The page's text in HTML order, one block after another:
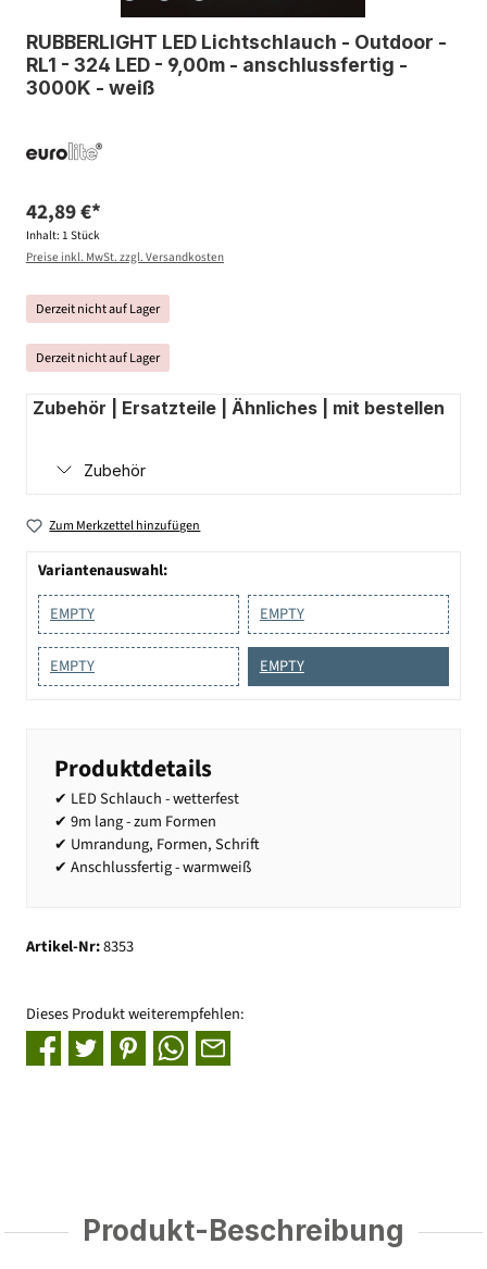
RUBBERLIGHT LED Lichtschlauch - Outdoor -
RL1 - 324 LED - 9,00m - anschlussfertig -
3000K - weiß
42,89 €*
Inhalt: 1 Stück
Preise inkl. MwSt. zzgl. Versandkosten
Derzeit nicht auf Lager
Derzeit nicht auf Lager
Zubehör | Ersatzteile | Ähnliches | mit bestellen
Zubehör
Zum Merkzettel hinzufügen
Variantenauswahl:
EMPTY
EMPTY
EMPTY EMPTY
Produktdetails
✔ LED Schlauch - wetterfest
✔ 9m lang - zum Formen
✔ Umrandung, Formen, Schrift
✔ Anschlussfertig - warmweiß
Artikel-Nr:8353
Dieses Produkt weiterempfehlen:
Produkt-Beschreibung